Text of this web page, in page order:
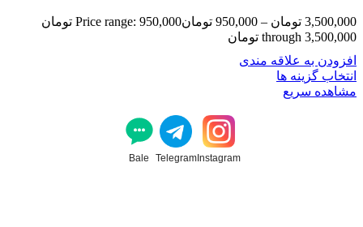
3,500,000 تومان –
950,000 تومان
Price range: 950,000 تومان
through 3,500,000 تومان
افزودن به علاقه مندی
انتخاب گزینه ها
مشاهده سریع
Instagram
Telegram
Bale